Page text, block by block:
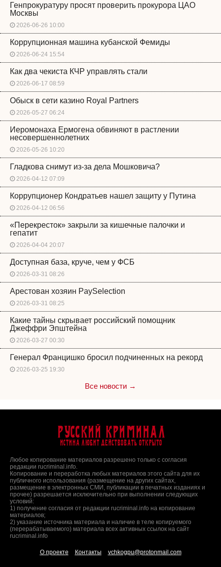
Генпрокуратуру просят проверить прокурора ЦАО
Москвы
2026-06-26 10:00
Коррупционная машина кубанской Фемиды
2026-06-24 15:54
Как два чекиста КЧР управлять стали
2026-06-17 08:59
Обыск в сети казино Royal Partners
2026-05-27 06:24
Иеромонаха Ермогена обвиняют в растлении
несовершеннолетних
2026-05-26 10:20
Гладкова снимут из-за дела Мошковича?
2026-04-12 07:09
Коррупционер Кондратьев нашел защиту у Путина
2026-04-12 06:56
«Перекресток» закрыли за кишечные палочки и
гепатит
2026-04-04 20:07
Доступная база, круче, чем у ФСБ
2026-03-31 08:26
Арестован хозяин PaySelection
2026-03-31 08:25
Какие тайны скрывает российский помощник
Джеффри Эпштейна
2026-03-27 00:30
Генерал Францишко бросил подчиненных на рекорд
2026-03-25 19:30
Все новости →
Русский Криминал
Истина любит действовать открыто
Любое копирование материалов разрешено только с согласия
редакции rucriminal.info.
Копирование и переработка любых материалов этого сайта для их
публичного использования (размещение на других сайтах,
размещение в электронных СМИ, публикации в печатных изданиях и
прочее) разрешается исключительно при выполнении следующих
условий:
1) получение согласия от редакции rucriminal.info на копирование
материалов;
2) указание источника материала и наличие в теле копируемого
(перерабатываемого) материала всех активных ссылок на сайт
rucriminal.info
О проекте Контакты vchkogpu@protonmail.com